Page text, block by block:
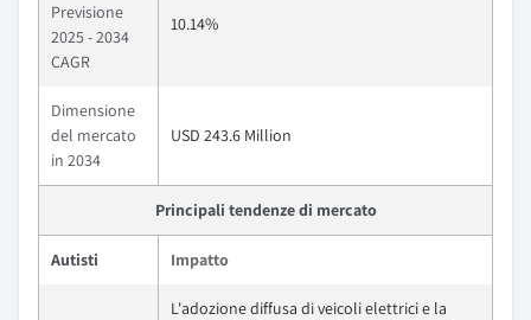
Previsione
2025 - 2034
CAGR
10.14%
Dimensione
del mercato
in 2034
USD 243.6 Million
Principali tendenze di mercato
Autisti Impatto
L'adozione diffusa di veicoli elettrici e la